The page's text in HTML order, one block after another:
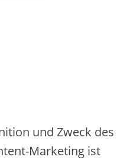
und Zweck des
Marke‬ting ist